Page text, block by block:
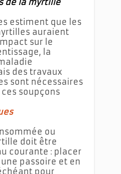
estiment que les
auraient
sur le
la
des travaux
sont nécessaires
soupçons
ou
doit être
courante : placer
passoire et en
pour